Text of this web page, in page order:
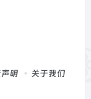
明
关于我们